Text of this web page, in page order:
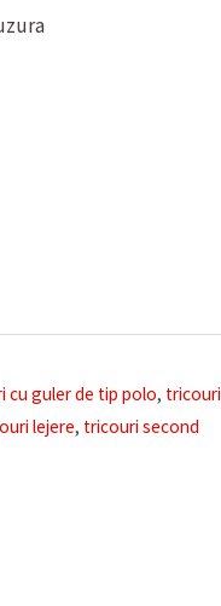
cu guler de tip polo, tricouri
lejere, tricouri second